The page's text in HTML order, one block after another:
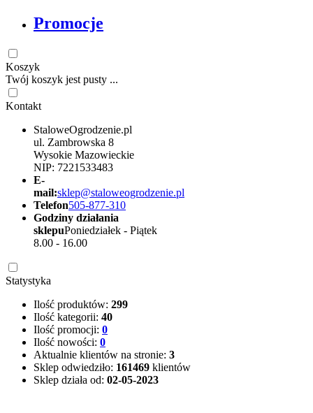
Promocje
Koszyk
Twój koszyk jest pusty ...
Kontakt
StaloweOgrodzenie.pl
ul. Zambrowska 8
Wysokie Mazowieckie
NIP: 7221533483
E-
mail:sklep@staloweogrodzenie.pl
Telefon505-877-310
Godziny działania
sklepuPoniedziałek - Piątek
8.00 - 16.00
Statystyka
Ilość produktów: 299
Ilość kategorii: 40
Ilość promocji: 0
Ilość nowości: 0
Aktualnie klientów na stronie: 3
Sklep odwiedziło: 161469 klientów
Sklep działa od: 02-05-2023